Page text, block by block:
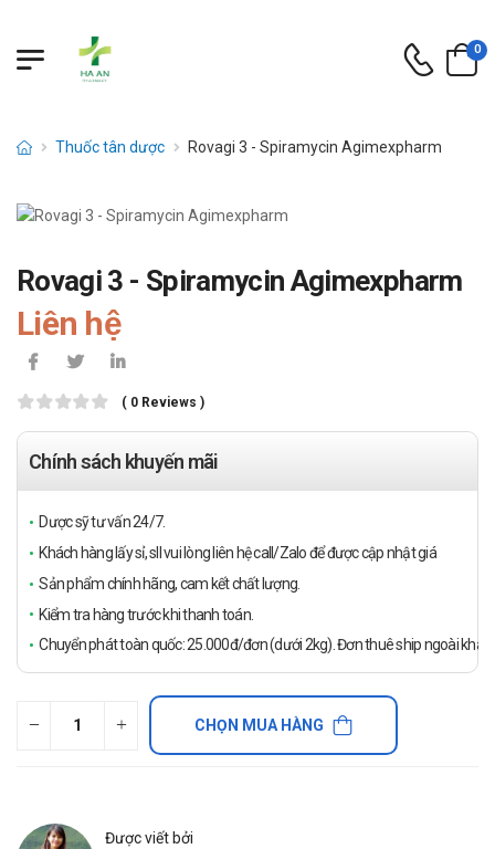
0
Thuốc tân dược Rovagi 3 - Spiramycin Agimexpharm
Rovagi 3 - Spiramycin Agimexpharm
Liên hệ
( 0 Reviews )
Chính sách khuyến mãi
Dược sỹ tư vấn 24/7.
Khách hàng lấy sỉ, sll vui lòng liên hệ call/Zalo để được cập nhật giá
Sản phẩm chính hãng, cam kết chất lượng.
Kiểm tra hàng trước khi thanh toán.
Chuyển phát toàn quốc: 25.000đ/đơn (dưới 2kg). Đơn thuê ship ngoài
CHỌN MUA HÀNG
Được viết bởi